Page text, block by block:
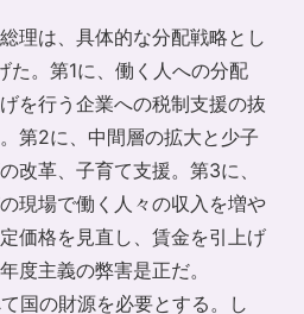
理は、具体的な分配戦略とし
た。第1に、働く人への分配
を行う企業への税制支援の抜
第2に、中間層の拡大と少子
改革、子育て支援。第3に、
現場で働く人々の収入を増や
価格を見直し、賃金を引上げ
度主義の弊害是正だ。
国の財源を必要とする。し